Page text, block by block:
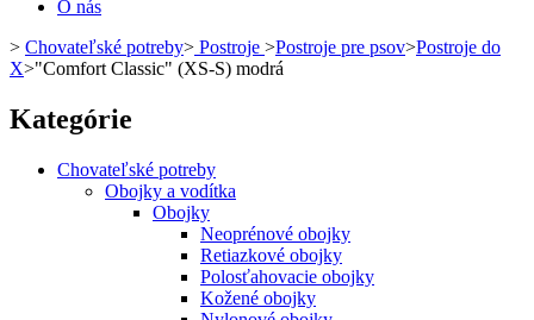
O nás
> Chovateľské potreby> Postroje >Postroje pre psov>Postroje do
X>"Comfort Classic" (XS-S) modrá
Kategórie
Chovateľské potreby
Obojky a vodítka
Obojky
Neoprénové obojky
Retiazkové obojky
Polosťahovacie obojky
Kožené obojky